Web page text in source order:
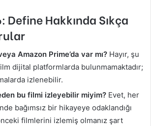
Define Hakkında Sıkça
Amazon Prime’da var mı? Hayır, şu
dijital platformlarda bulunmamaktadır;
izlenebilir.
bu filmi izleyebilir miyim? Evet, her
bağımsız bir hikayeye odaklandığı
filmlerini izlemiş olmanız şart